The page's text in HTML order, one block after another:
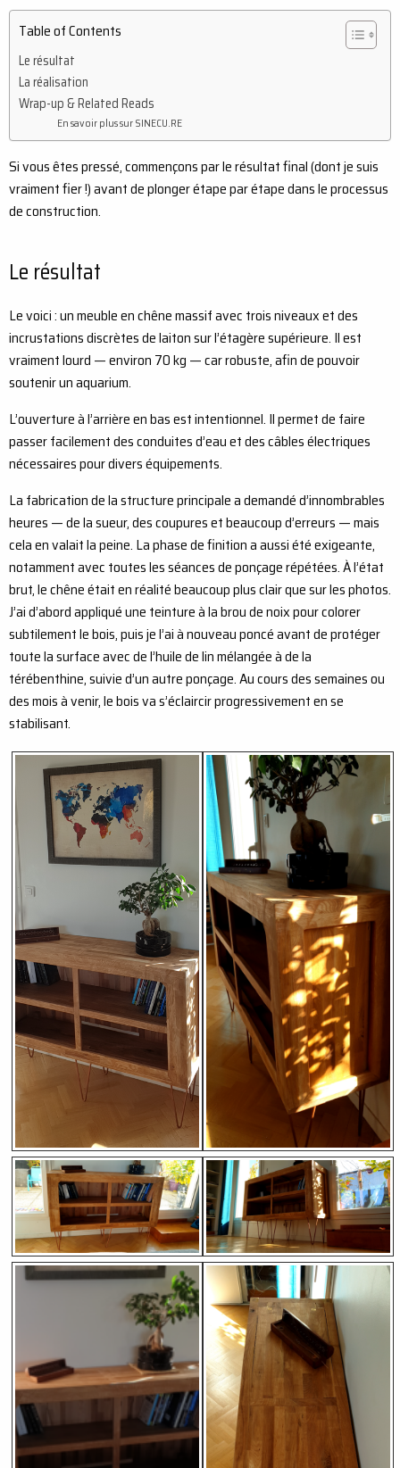
Table of Contents
Le résultat
La réalisation
Wrap-up & Related Reads
En savoir plus sur SINECU.RE
Si vous êtes pressé, commençons par le résultat final (dont je suis
vraiment fier !) avant de plonger étape par étape dans le processus
de construction.
Le résultat
Le voici : un meuble en chêne massif avec trois niveaux et des
incrustations discrètes de laiton sur l’étagère supérieure. Il est
vraiment lourd — environ 70 kg — car robuste, afin de pouvoir
soutenir un aquarium.
L’ouverture à l’arrière en bas est intentionnel. Il permet de faire
passer facilement des conduites d’eau et des câbles électriques
nécessaires pour divers équipements.
La fabrication de la structure principale a demandé d’innombrables
heures — de la sueur, des coupures et beaucoup d’erreurs — mais
cela en valait la peine. La phase de finition a aussi été exigeante,
notamment avec toutes les séances de ponçage répétées. À l’état
brut, le chêne était en réalité beaucoup plus clair que sur les photos.
J’ai d’abord appliqué une teinture à la brou de noix pour colorer
subtilement le bois, puis je l’ai à nouveau poncé avant de protéger
toute la surface avec de l’huile de lin mélangée à de la
térébenthine, suivie d’un autre ponçage. Au cours des semaines ou
des mois à venir, le bois va s’éclaircir progressivement en se
stabilisant.